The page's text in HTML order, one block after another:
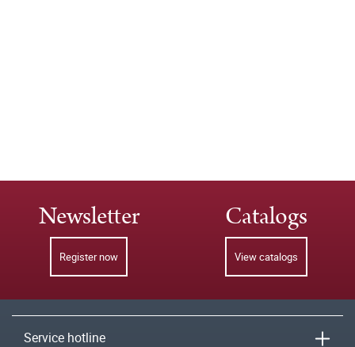
Newsletter
Register now
Catalogs
View catalogs
Service hotline